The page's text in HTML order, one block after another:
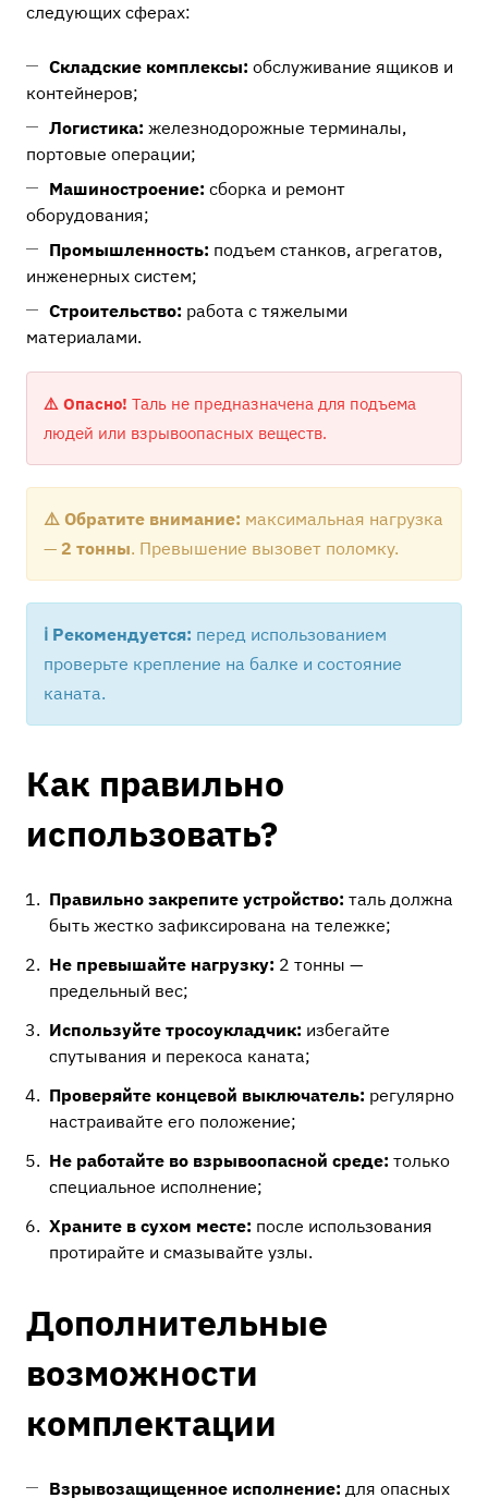
следующих сферах:
Складские комплексы: обслуживание ящиков и
контейнеров;
Логистика: железнодорожные терминалы,
портовые операции;
Машиностроение: сборка и ремонт
оборудования;
Промышленность: подъем станков, агрегатов,
инженерных систем;
Строительство: работа с тяжелыми
материалами.
⚠️ Опасно! Таль не предназначена для подъема
людей или взрывоопасных веществ.
⚠️ Обратите внимание: максимальная нагрузка
— 2 тонны. Превышение вызовет поломку.
ℹ️ Рекомендуется: перед использованием
проверьте крепление на балке и состояние
каната.
Как правильно
использовать?
Правильно закрепите устройство: таль должна
быть жестко зафиксирована на тележке;
Не превышайте нагрузку: 2 тонны —
предельный вес;
Используйте тросоукладчик: избегайте
спутывания и перекоса каната;
Проверяйте концевой выключатель: регулярно
настраивайте его положение;
Не работайте во взрывоопасной среде: только
специальное исполнение;
Храните в сухом месте: после использования
протирайте и смазывайте узлы.
Дополнительные
возможности
комплектации
Взрывозащищенное исполнение: для опасных